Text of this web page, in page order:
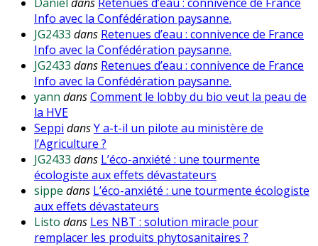
Info avec la Confédération paysanne.
JG2433 dans Retenues d’eau : connivence de France
Info avec la Confédération paysanne.
JG2433 dans Retenues d’eau : connivence de France
Info avec la Confédération paysanne.
yann dansComment le lobby du bio veut la peau de
la HVE
Seppi dansY a-t-il un pilote au ministère de
l’Agriculture ?
JG2433 dans L’éco-anxiété : une tourmente
écologiste aux effets dévastateurs
sippe dans L’éco-anxiété : une tourmente écologiste
aux effets dévastateurs
Listo dans Les NBT : solution miracle pour
remplacer les produits phytosanitaires ?